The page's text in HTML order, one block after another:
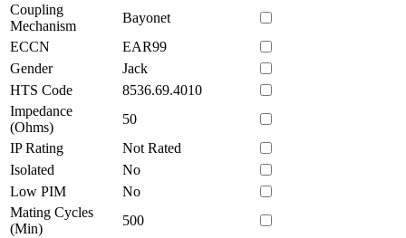
Coupling
Mechanism
Bayonet
ECCN
EAR99
Gender
Jack
HTS Code
8536.69.4010
Impedance
(Ohms)
50
IP Rating
Not Rated
Isolated
No
Low PIM
No
Mating Cycles
(Min)
500